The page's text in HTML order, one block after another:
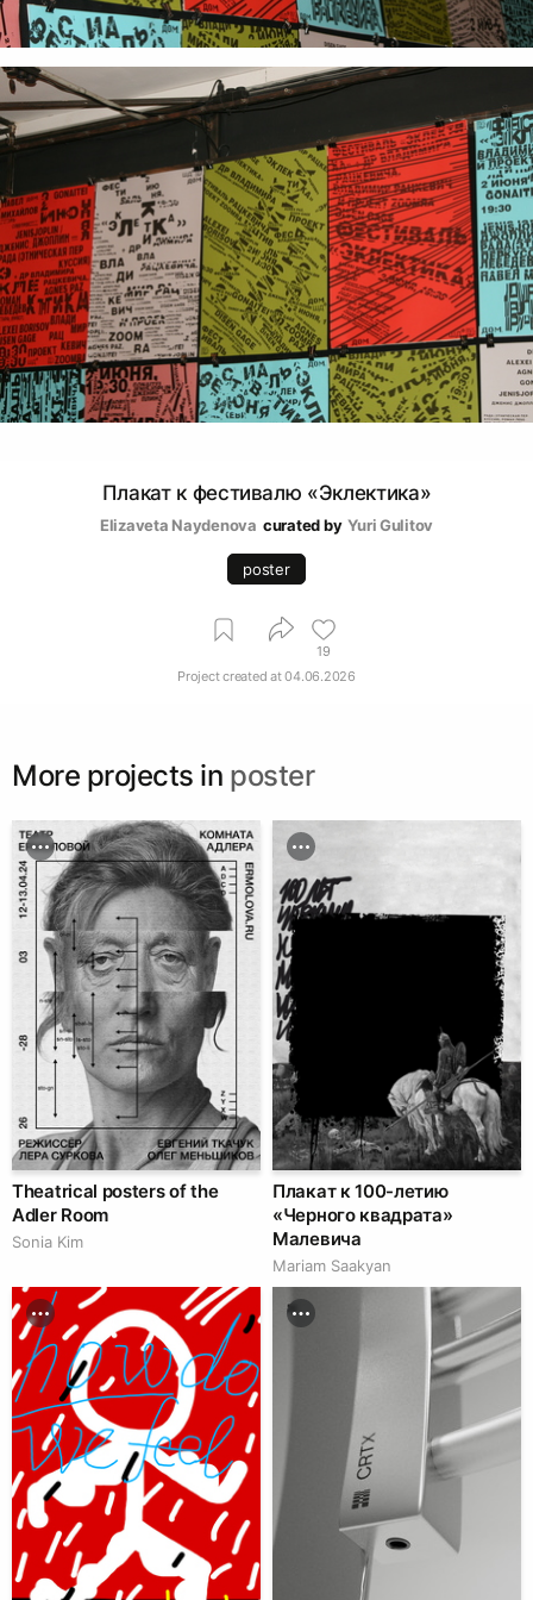
Плакат к фестивалю «Эклектика»
Elizaveta Naydenova curated by Yuri Gulitov
poster
19
Project created at04.06.2026
More projects in poster
Theatrical posters of the
Adler Room
Sonia Kim
Плакат к 100-летию
«Черного квадрата»
Малевича
Mariam Saakyan